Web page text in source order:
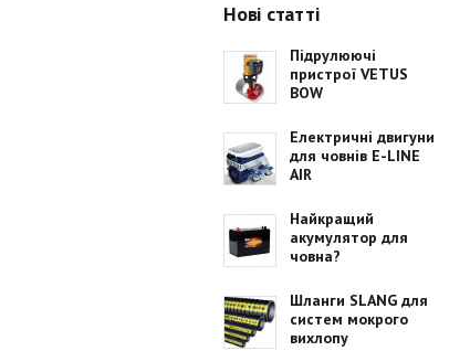
Нові статті
Підрулюючі
пристрої VETUS
BOW
Електричні двигуни
для човнів E-LINE
AIR
Найкращий
акумулятор для
човна?
Шланги SLANG для
систем мокрого
вихлопу